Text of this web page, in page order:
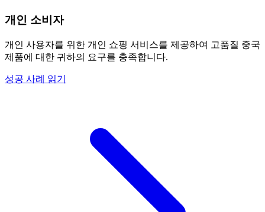
개인 소비자
개인 사용자를 위한 개인 쇼핑 서비스를 제공하여 고품질 중국
제품에 대한 귀하의 요구를 충족합니다.
성공 사례 읽기